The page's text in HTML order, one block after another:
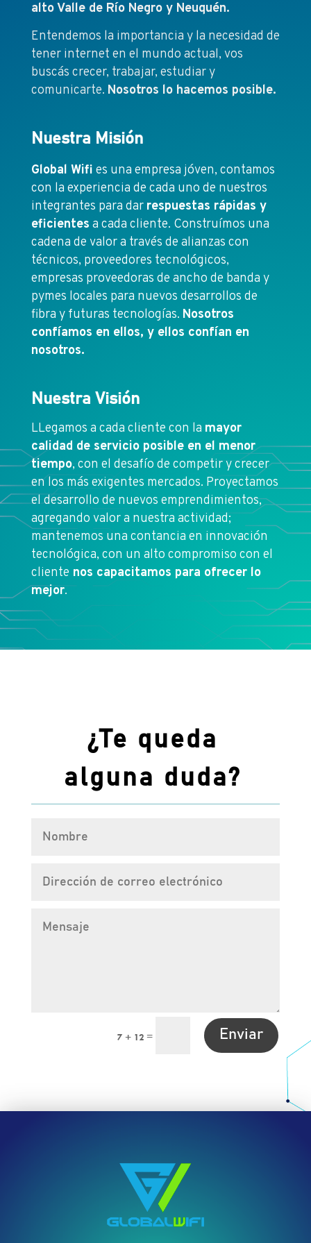
alto Valle de Río Negro y Neuquén.
Entendemos la importancia y la necesidad de
tener internet en el mundo actual, vos
buscás crecer, trabajar, estudiar y
comunicarte. Nosotros lo hacemos posible.
Nuestra Misión
Global Wifi es una empresa jóven, contamos
con la experiencia de cada uno de nuestros
integrantes para dar respuestas rápidas y
eficientes a cada cliente. Construímos una
cadena de valor a través de alianzas con
técnicos, proveedores tecnológicos,
empresas proveedoras de ancho de banda y
pymes locales para nuevos desarrollos de
fibra y futuras tecnologías. Nosotros
confíamos en ellos, y ellos confían en
nosotros.
Nuestra Visión
LLegamos a cada cliente con la mayor
calidad de servicio posible en el menor
tiempo, con el desafío de competir y crecer
en los más exigentes mercados. Proyectamos
el desarrollo de nuevos emprendimientos,
agregando valor a nuestra actividad;
mantenemos una contancia en innovación
tecnológica, con un alto compromiso con el
cliente nos capacitamos para ofrecer lo
mejor.
¿Te queda
alguna duda?
7 + 12 = Enviar